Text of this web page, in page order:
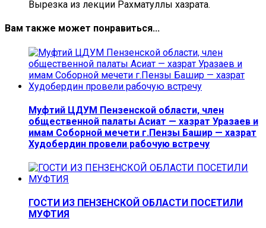
Вырезка из лекции Рахматуллы хазрата.
Вам также может понравиться...
Муфтий ЦДУМ Пензенской области, член
общественной палаты Асиат — хазрат Уразаев и
имам Соборной мечети г.Пензы Башир — хазрат
Худобердин провели рабочую встречу
ГОСТИ ИЗ ПЕНЗЕНСКОЙ ОБЛАСТИ ПОСЕТИЛИ
МУФТИЯ